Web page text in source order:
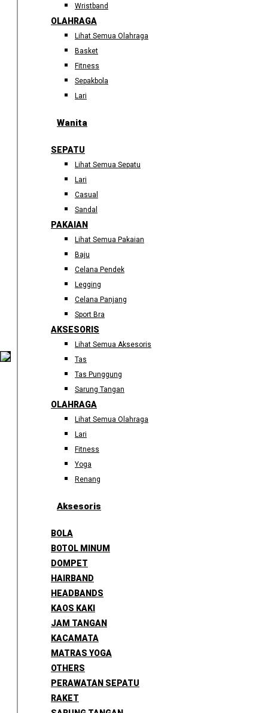
Wristband
OLAHRAGA
Lihat Semua Olahraga
Basket
Fitness
Sepakbola
Lari
Wanita
SEPATU
Lihat Semua Sepatu
Lari
Casual
Sandal
PAKAIAN
Lihat Semua Pakaian
Baju
Celana Pendek
Legging
Celana Panjang
Sport Bra
AKSESORIS
Lihat Semua Aksesoris
Tas
Tas Punggung
Sarung Tangan
OLAHRAGA
Lihat Semua Olahraga
Lari
Fitness
Yoga
Renang
Aksesoris
BOLA
BOTOL MINUM
DOMPET
HAIRBAND
HEADBANDS
KAOS KAKI
JAM TANGAN
KACAMATA
MATRAS YOGA
OTHERS
PERAWATAN SEPATU
RAKET